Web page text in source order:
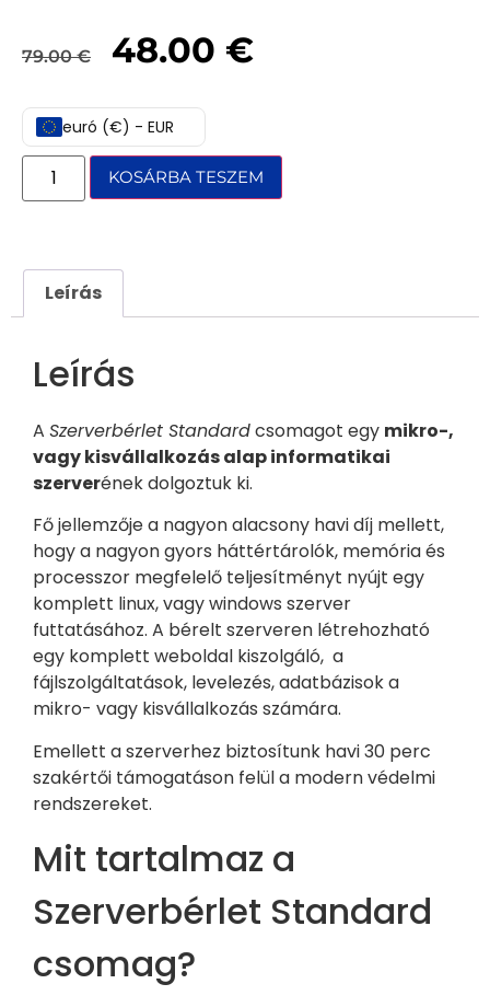
79.00€ 48.00 €
euró (€) - EUR
KOSÁRBA TESZEM
Leírás
Leírás
A Szerverbérlet Standardcsomagot egy mikro-,
vagy kisvállalkozás alap informatikai
szerverének dolgoztuk ki.
Fő jellemzője a nagyon alacsony havi díj mellett,
hogy a nagyon gyors háttértárolók, memória és
processzor megfelelő teljesítményt nyújt egy
komplett linux, vagy windows szerver
futtatásához. A bérelt szerveren létrehozható
egy komplett weboldal kiszolgáló, a
fájlszolgáltatások, levelezés, adatbázisok a
mikro- vagy kisvállalkozás számára.
Emellett a szerverhez biztosítunk havi 30 perc
szakértői támogatáson felül a modern védelmi
rendszereket.
Mit tartalmaz a
Szerverbérlet Standard
csomag?